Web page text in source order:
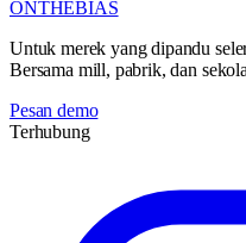
ONTHEBIAS
Untuk merek yang dipandu
Bersama mill, pabrik, dan
Pesan demo
Terhubung